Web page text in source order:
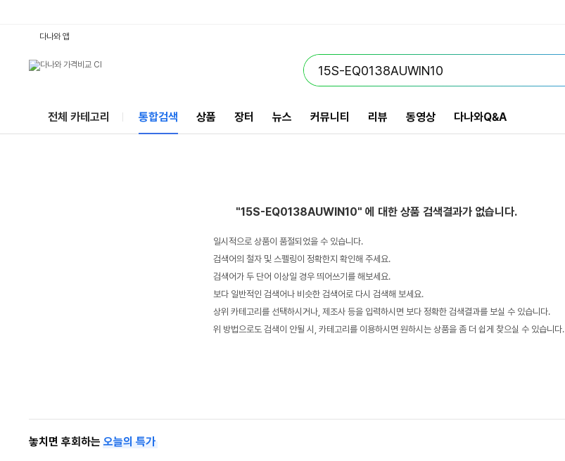
다나와 앱
전체 카테고리 통합검색 상품 장터 뉴스 커뮤니티 리뷰 동영상 다나와Q&A
"15S-EQ0138AUWIN10" 에 대한 상품 검색결과가 없습니다.
일시적으로 상품이 품절되었을 수 있습니다.
검색어의 철자 및 스펠링이 정확한지 확인해 주세요.
검색어가 두 단어 이상일 경우 띄어쓰기를 해보세요.
보다 일반적인 검색어나 비슷한 검색어로 다시 검색해 보세요.
상위 카테고리를 선택하시거나, 제조사 등을 입력하시면 보다 정확한 검색결과를 보실 수 있습니다.
위 방법으로도 검색이 안될 시, 카테고리를 이용하시면 원하시는 상품을 좀 더 쉽게 찾으실 수 있습니다.
놓치면 후회하는 오늘의 특가